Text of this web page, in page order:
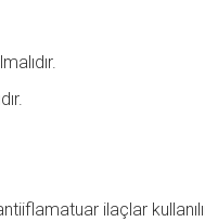
ilaçlar